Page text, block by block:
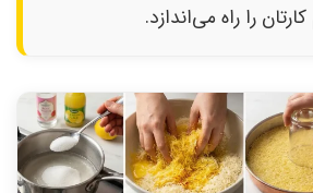
را راه می‌اندازد.